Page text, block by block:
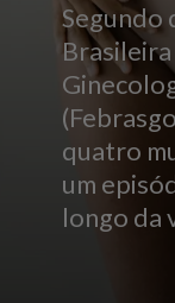
Segundo
Brasileira
quatro
um
longo da